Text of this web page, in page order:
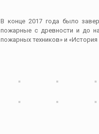
В конце 2017 года было
пожарные с древности и до
пожарных техников» и